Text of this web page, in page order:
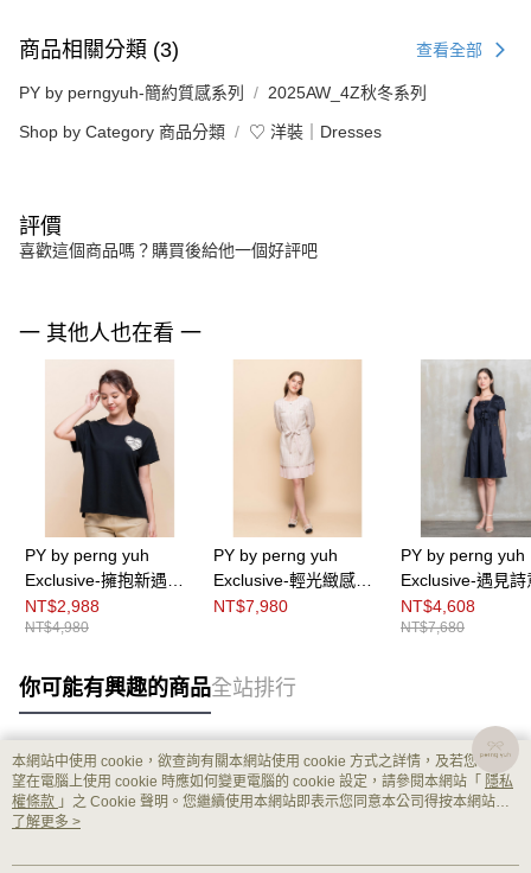
商品相關分類 (3) 查看全部
PY by perngyuh-簡約質感系列 2025AW_4Z秋冬系列
Shop by Category 商品分類 ♡ 洋裝｜Dresses
評價
喜歡這個商品嗎？購買後給他一個好評吧
一 其他人也在看 一
PY by perng yuh
Exclusive-擁抱新遇繡
飾圓領Ｔ恤
NT$2,988
NT$4,980
PY by perng yuh
Exclusive-輕光緻感褶
飾花紗洋裝（附腰帶）
NT$7,980
PY by perng yuh
Exclusive-遇見詩
動襠片洋裝
NT$4,608
NT$7,680
你可能有興趣的商品全站排行
熱門標籤
本網站中使用 cookie，欲查詢有關本網站使用 cookie 方式之詳情，及若您不希
望在電腦上使用 cookie 時應如何變更電腦的 cookie 設定，請參閱本網站「 隱私
權條款 」之 Cookie 聲明。您繼續使用本網站即表示您同意本公司得按本網站使
用條款之 Cookie 聲明使用 cookie。
了解更多 >